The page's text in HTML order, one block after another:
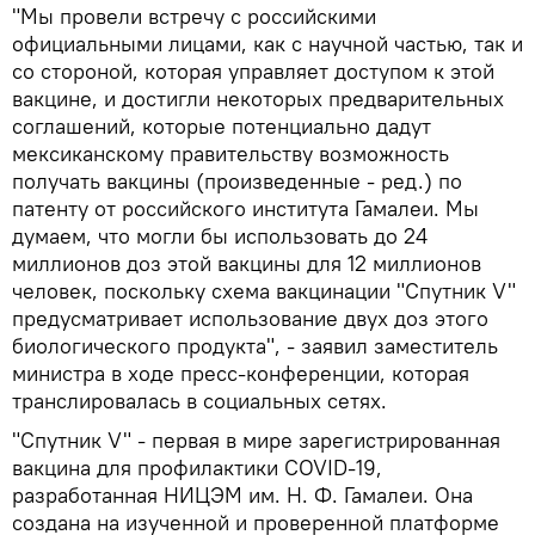
"Мы провели встречу с российскими
официальными лицами, как с научной частью, так и
со стороной, которая управляет доступом к этой
вакцине, и достигли некоторых предварительных
соглашений, которые потенциально дадут
мексиканскому правительству возможность
получать вакцины (произведенные - ред.) по
патенту от российского института Гамалеи. Мы
думаем, что могли бы использовать до 24
миллионов доз этой вакцины для 12 миллионов
человек, поскольку схема вакцинации "Спутник V"
предусматривает использование двух доз этого
биологического продукта", - заявил заместитель
министра в ходе пресс-конференции, которая
транслировалась в социальных сетях.
"Спутник V" - первая в мире зарегистрированная
вакцина для профилактики COVID-19,
разработанная НИЦЭМ им. Н. Ф. Гамалеи. Она
создана на изученной и проверенной платформе